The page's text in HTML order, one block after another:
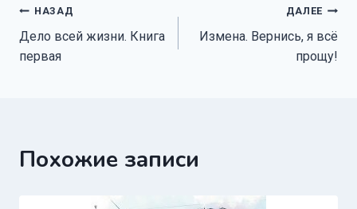
Навигация
по
НАЗАД
Дело всей жизни. Книга
первая
ДАЛЕЕ
Измена. Вернись, я всё
прощу!
Похожие записи